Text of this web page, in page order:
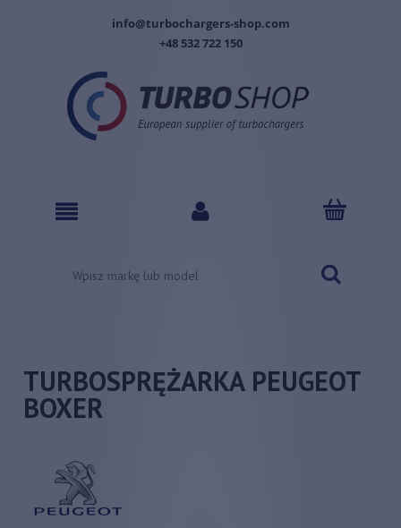
info@turbochargers-shop.com
+48 532 722 150
TURBOSPRĘŻARKA PEUGEOT
BOXER